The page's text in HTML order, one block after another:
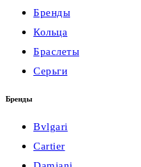
Бренды
Кольца
Браслеты
Серьги
Бренды
Bvlgari
Cartier